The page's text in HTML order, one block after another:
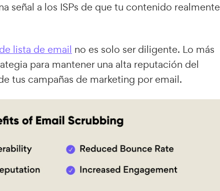
señal a los ISPs de que tu contenido realmente
lista de email no es solo ser diligente. Lo más
para mantener una alta reputación del
tus campañas de marketing por email.